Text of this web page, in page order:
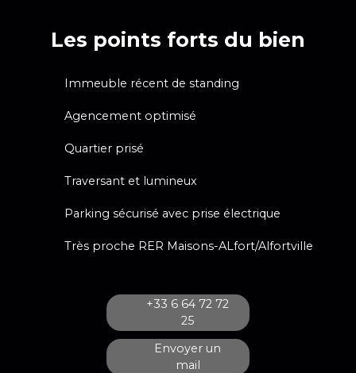
Les points forts du bien
Immeuble récent de standing
Agencement optimisé
Quartier prisé
Traversant et lumineux
Parking sécurisé avec prise électrique
Très proche RER Maisons-ALfort/Alfortville
+33 6 64 72 72
25
Envoyer un
mail